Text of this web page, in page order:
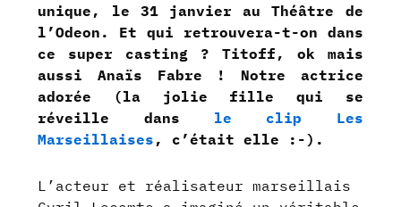
unique, le 31 janvier au Théâtre de
l’Odeon. Et qui retrouvera-t-on dans
ce super casting ? Titoff, ok mais
aussi Anaïs Fabre ! Notre actrice
adorée (la jolie fille qui se
réveille dans le clip Les
Marseillaises , c’était elle :-).
L’acteur et réalisateur marseillais